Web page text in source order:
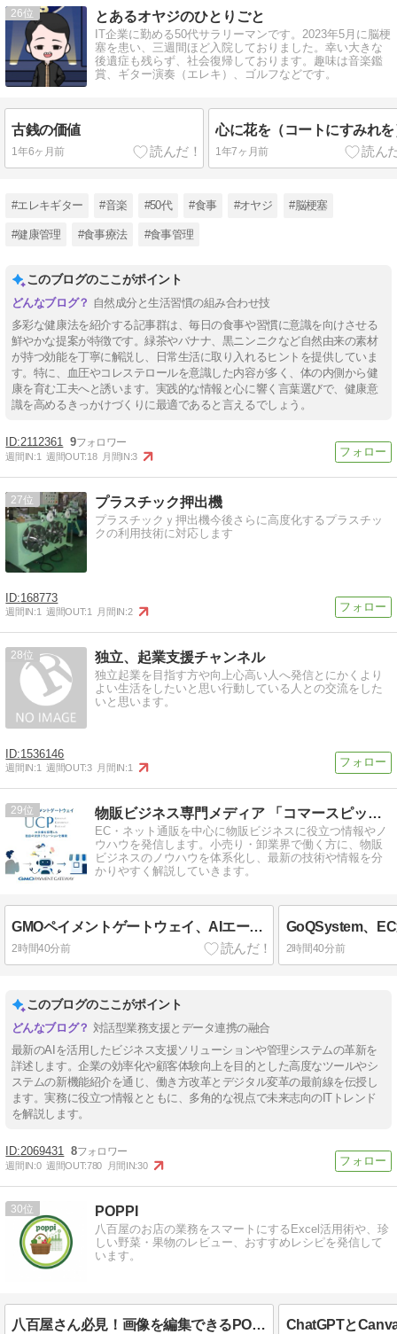
26 とあるオヤジのひとりごと
IT企業に勤める50代サラリーマンです。2023年5月に脳梗
塞を患い、三週間ほど入院しておりました。幸い大きな
後遺症も残らず、社会復帰しております。趣味は音楽鑑
賞、ギター演奏（エレキ）、ゴルフなどです。
古銭の価値
1年6ヶ月前
心に花を（コートにすみれを
1年7ヶ月前
#エレキギター #音楽 #50代 #食事 #オヤジ #脳梗塞
#健康管理 #食事療法 #食事管理
このブログのここがポイント
自然成分と生活習慣の組み合わせ技
多彩な健康法を紹介する記事群は、毎日の食事や習慣に意識を向けさせる
鮮やかな提案が特徴です。緑茶やバナナ、黒ニンニクなど自然由来の素材
が持つ効能を丁寧に解説し、日常生活に取り入れるヒントを提供していま
す。特に、血圧やコレステロールを意識した内容が多く、体の内側から健
康を育む工夫へと誘います。実践的な情報と心に響く言葉選びで、健康意
識を高めるきっかけづくりに最適であると言えるでしょう。
2112361 9
週間IN:1 週間OUT:18 月間IN:3
27 プラスチック押出機
プラスチックｙ押出機今後さらに高度化するプラスチッ
クの利用技術に対応します
168773
週間IN:1 週間OUT:1 月間IN:2
28 独立、起業支援チャンネル
独立起業を目指す方や向上心高い人へ発信とにかくより
よい生活をしたいと思い行動している人との交流をした
いと思います。
1536146
週間IN:1 週間OUT:3 月間IN:1
29 物販ビジネス専門メディア 「コマースピック」
EC・ネット通販を中心に物販ビジネスに役立つ情報やノ
ウハウを発信します。小売り・卸業界で働く方に、物販
ビジネスのノウハウを体系化し、最新の技術や情報を分
かりやすく解説していきます。
GMOペイメントゲートウェイ、AIエージェント対応の決済ソリューション「UCP準拠システム」を構築完了
2時間40分前 2時間40分前
このブログのここがポイント
対話型業務支援とデータ連携の融合
最新のAIを活用したビジネス支援ソリューションや管理システムの革新を
詳述します。企業の効率化や顧客体験向上を目的とした高度なツールやシ
ステムの新機能紹介を通じ、働き方改革とデジタル変革の最前線を伝授し
ます。実務に役立つ情報とともに、多角的な視点で未来志向のITトレンド
を解説します。
2069431 8
週間IN:0 週間OUT:780 月間IN:30
30 POPPI
八百屋のお店の業務をスマートにするExcel活用術や、珍
しい野菜・果物のレビュー、おすすめレシピを発信して
います。
八百屋さん必見！画像を編集できるPOPに変える方法